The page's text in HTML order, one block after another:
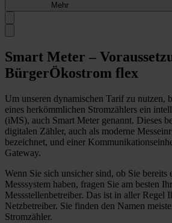
Mehr
Smart Meter –
BürgerÖkostrom flex
Um unseren dynamischen Tarif zu nutzen,
eines herkömmlichen Stromzählers ein
(iMS), auch Smart Meter genannt. Dieses
digitalen Zähler, auch als moderne
bezeichnet, und einer
Gateway.
Wenn Sie sich unsicher sind, ob Sie bereits
Messsystem haben, fragen Sie am besten
Messstellenbetreiber. Das ist in aller Regel
Netzbetreiber. Sie finden den Namen
Stromzähler.